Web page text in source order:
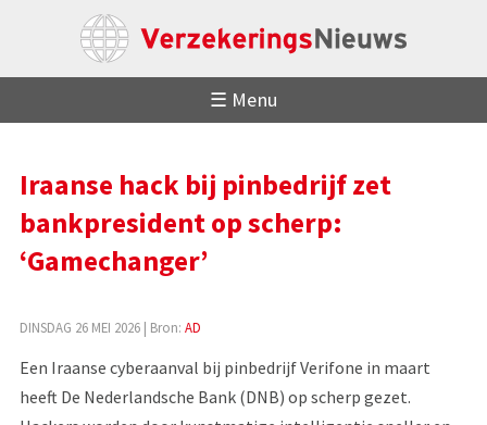
☰ Menu
Iraanse hack bij pinbedrijf zet
bankpresident op scherp:
‘Gamechanger’
DINSDAG 26 MEI 2026| Bron: AD
Een Iraanse cyberaanval bij pinbedrijf Verifone in maart
heeft De Nederlandsche Bank (DNB) op scherp gezet.